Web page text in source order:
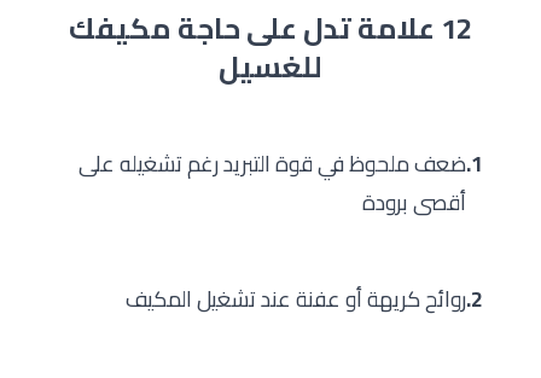
12 علامة تدل على حاجة مكيفك
للغسيل
1.ضعف ملحوظ في قوة التبريد رغم تشغيله على
أقصى برودة
2.روائح كريهة أو عفنة عند تشغيل المكيف